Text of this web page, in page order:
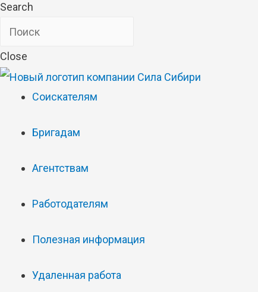
Search
Close
Соискателям
Бригадам
Агентствам
Работодателям
Полезная информация
Удаленная работа